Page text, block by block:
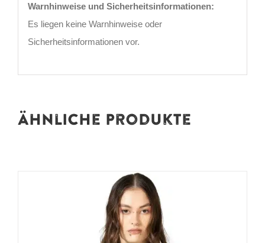
Warnhinweise und Sicherheitsinformationen:
Es liegen keine Warnhinweise oder
Sicherheitsinformationen vor.
Ähnliche Produkte